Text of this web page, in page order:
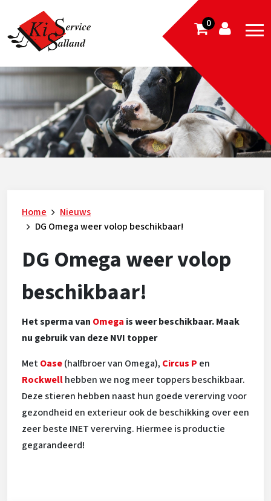
0
Home
Nieuws
DG Omega weer volop beschikbaar!
DG Omega weer volop
beschikbaar!
Het sperma van Omega is weer beschikbaar. Maak
nu gebruik van deze NVI topper
MetOase(halfbroer van Omega), Circus P en
Rockwellhebben we nog meer toppers beschikbaar.
Deze stieren hebben naast hun goede vererving voor
gezondheid en exterieur ook de beschikking over een
zeer beste INET vererving. Hiermee is productie
gegarandeerd!